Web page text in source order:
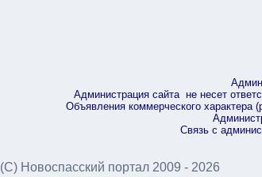
Администрация сайта не несет
Объявления коммерческого характера
Связь с
(С) Новоспасский портал 2009 - 2026